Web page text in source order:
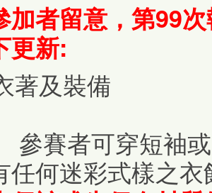
加者留意，第99
更新:
著及裝備
者可穿短袖或
任何迷彩式樣之